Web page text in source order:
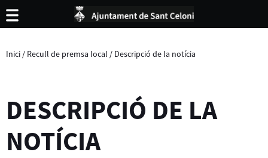
Inici / Recull de premsa local / Descripció de la notícia
DESCRIPCIÓ DE LA
NOTÍCIA